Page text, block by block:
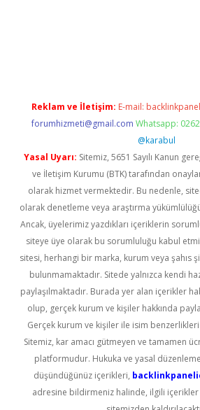
Reklam ve İletişim: E-mail:
forumhizmeti@gmail.com Whatsapp:
@karabul
Yasal Uyarı: Sitemiz, 5651 Sayılı Kanun
ve İletişim Kurumu (BTK) tarafından
olarak hizmet vermektedir. Bu nedenle,
olarak denetleme veya araştırma
Ancak, üyelerimiz yazdıkları içeriklerin
siteye üye olarak bu sorumluluğu kabul
sitesi, herhangi bir marka, kurum veya şahıs
bulunmamaktadır. Sitede yalnızca kendi
paylaşılmaktadır. Burada yer alan içerikler
olup, gerçek kurum ve kişiler hakkında
Gerçek kurum ve kişiler ile isim
Sitemiz, kar amacı gütmeyen ve tamamen
platformudur. Hukuka ve yasal
düşündüğünüz içerikleri,
adresine bildirmeniz halinde, ilgili